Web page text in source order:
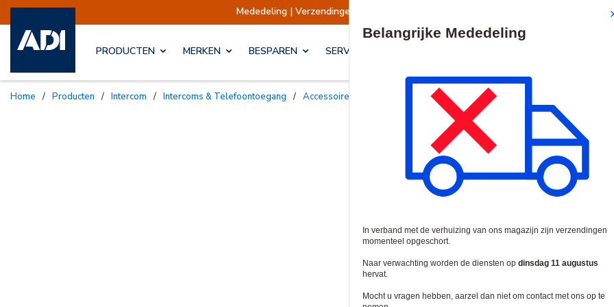
Mededeling | Verzendingen opgeschort Verzendingen worden op dinsdag 11
PRODUCTEN MERKEN BESPAREN SERVICES & OPLOSSINGEN
Home / Producten / Intercom / Intercoms & Telefoontoegang / Accessoires voor intercom en telefoontoegang